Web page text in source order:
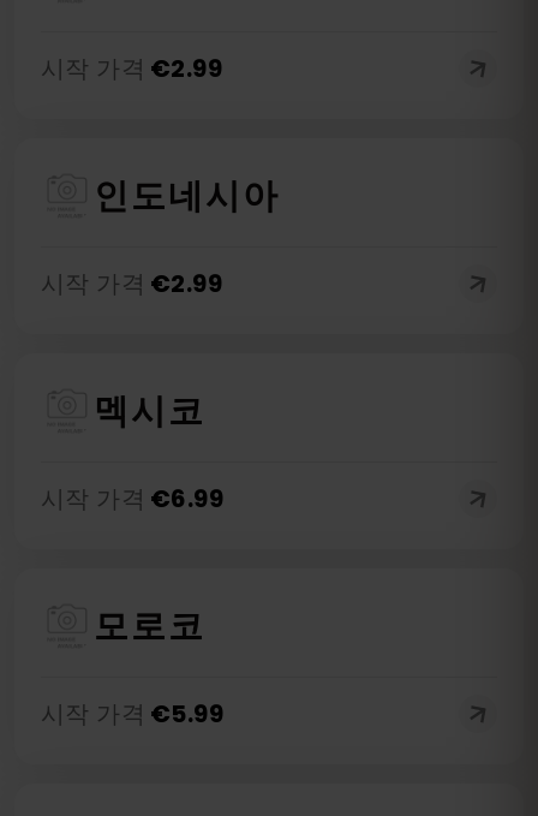
시작 가격 €2.99
인도네시아
시작 가격 €2.99
멕시코
시작 가격 €6.99
모로코
시작 가격 €5.99